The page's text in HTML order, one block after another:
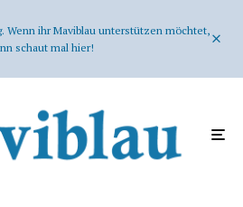
Wenn ihr Maviblau unterstützen möchtet,
schaut mal hier!